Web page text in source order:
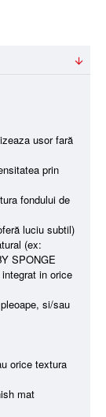
usor fară
prin
fondului de
luciu subtil)
(ex:
SPONGE
in orice
si/sau
orice textura
mat